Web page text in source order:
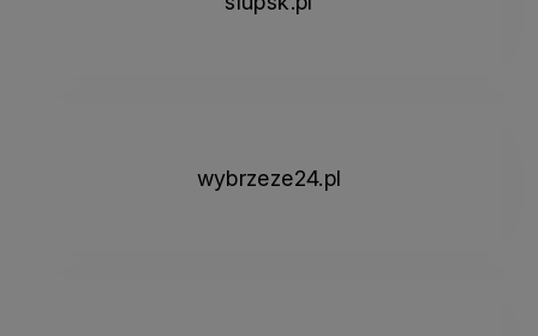
wybrzeze24.pl